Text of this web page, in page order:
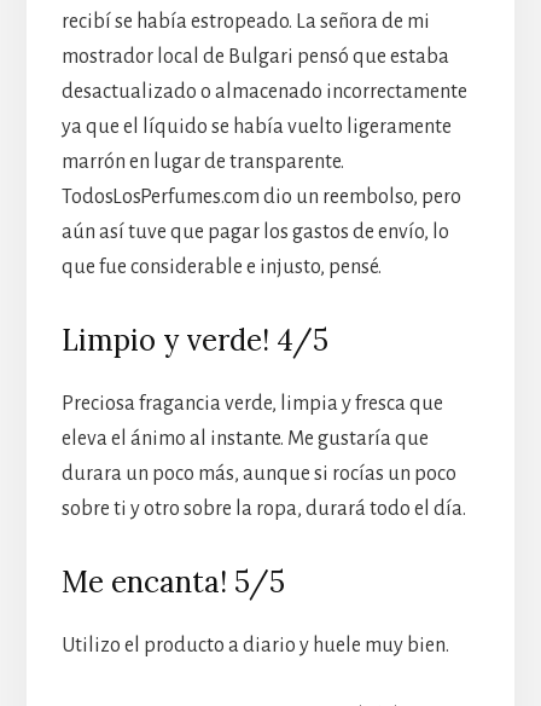
recibí se había estropeado. La señora de mi
mostrador local de Bulgari pensó que estaba
desactualizado o almacenado incorrectamente
ya que el líquido se había vuelto ligeramente
marrón en lugar de transparente.
TodosLosPerfumes.com dio un reembolso, pero
aún así tuve que pagar los gastos de envío, lo
que fue considerable e injusto, pensé.
Limpio y verde! 4/5
Preciosa fragancia verde, limpia y fresca que
eleva el ánimo al instante. Me gustaría que
durara un poco más, aunque si rocías un poco
sobre ti y otro sobre la ropa, durará todo el día.
Me encanta! 5/5
Utilizo el producto a diario y huele muy bien.